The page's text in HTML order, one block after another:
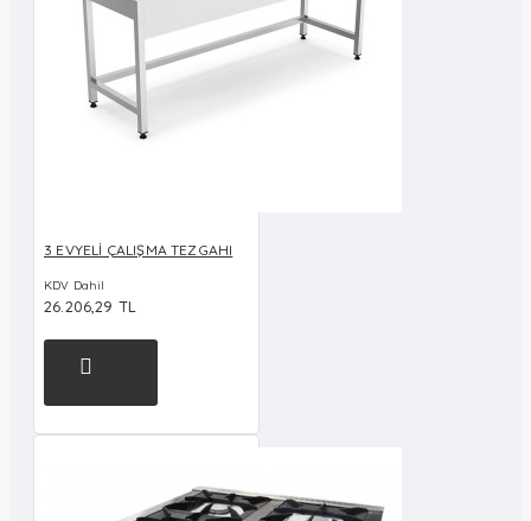
3 EVYELİ ÇALIŞMA TEZGAHI
KDV Dahil
26.206,29 TL